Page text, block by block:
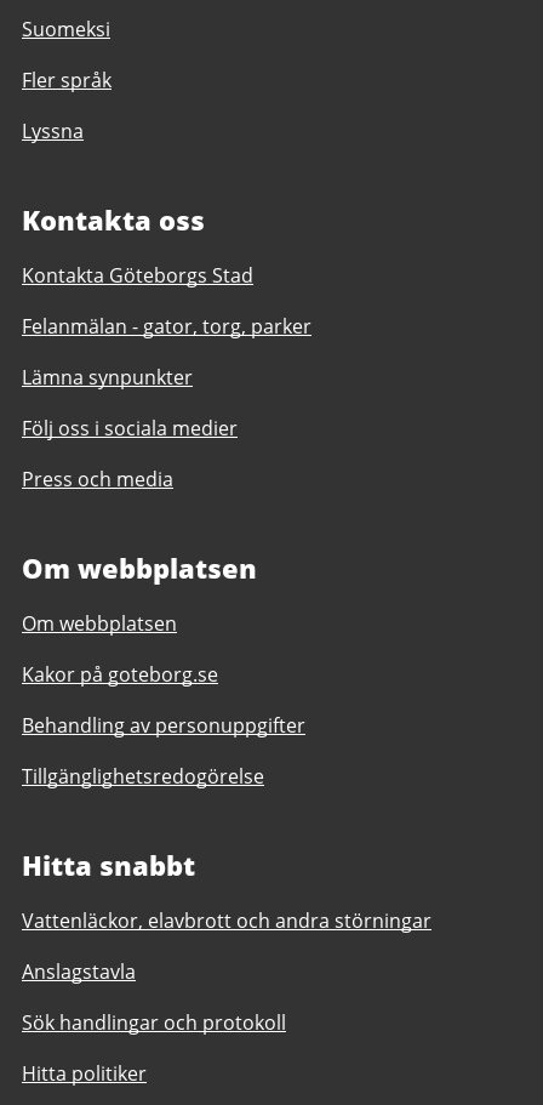
Suomeksi
Fler språk
Lyssna
Kontakta oss
Kontakta Göteborgs Stad
Felanmälan - gator, torg, parker
Lämna synpunkter
Följ oss i sociala medier
Press och media
Om webbplatsen
Om webbplatsen
Kakor på goteborg.se
Behandling av personuppgifter
Tillgänglighetsredogörelse
Hitta snabbt
Vattenläckor, elavbrott och andra störningar
Anslagstavla
Sök handlingar och protokoll
Hitta politiker